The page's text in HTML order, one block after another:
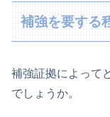
補強を要する
補強証拠によって
でしょうか。